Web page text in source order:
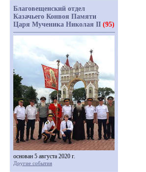
Благовещенский отдел
Казачьего Конвоя Памяти
Царя Мученика Николая II (95)
основан 5 августа 2020 г.
Другие события